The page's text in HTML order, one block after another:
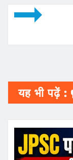
यह भी पढ़ें :